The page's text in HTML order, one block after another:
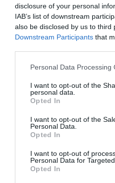
disclosure of your personal
IAB’s list of downstream
also be disclosed by us to third
Downstream Participants that
Personal Data Processing
I want to opt-out of the
personal data.
Opted In
I want to opt-out of the
Personal Data.
Opted In
I want to opt-out of
Personal Data for
Opted In
Ευχαριστούμε την εταιρεία
φωτιστικού εξοπλισμού
Διαβάστε επίσης:
Πειραιώς 260
Φεστιβάλ Αθηνών Επιδαύρου:
για το 2023
Ταυτότητα
Από: 17/07/2023 Εως: